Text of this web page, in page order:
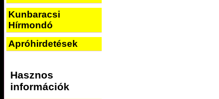
Kunbaracsi
Hírmondó
Apróhirdetések
Hasznos
információk